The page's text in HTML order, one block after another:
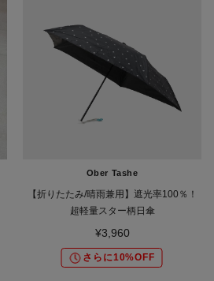
Ober Tashe
【折りたたみ/晴雨兼用】遮光率100％！
超軽量スター柄日傘
¥3,960
さらに10%OFF